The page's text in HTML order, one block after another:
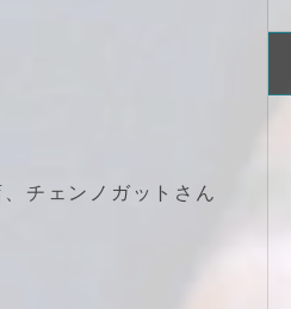
ェンノガットさん